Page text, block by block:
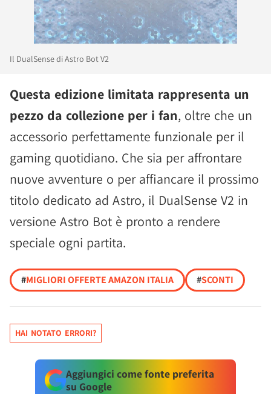
Il DualSense di Astro Bot V2
Questa edizione limitata rappresenta un
pezzo da collezione per i fan, oltre che un
accessorio perfettamente funzionale per il
gaming quotidiano. Che sia per affrontare
nuove avventure o per affiancare il prossimo
titolo dedicato ad Astro, il DualSense V2 in
versione Astro Bot è pronto a rendere
speciale ogni partita.
#MIGLIORI OFFERTE AMAZON ITALIA #SCONTI
HAI NOTATO ERRORI?
Aggiungici come fonte preferita
su Google